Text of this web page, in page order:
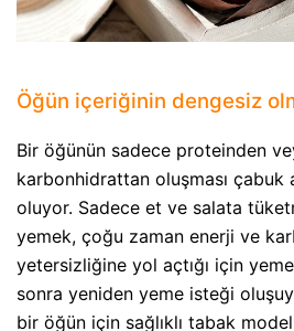
Öğün içeriğinin dengesiz
Bir öğünün sadece proteinden
karbonhidrattan oluşması çabuk
oluyor. Sadece et ve salata
yemek, çoğu zaman enerji ve
yetersizliğine yol açtığı için
sonra yeniden yeme isteği
bir öğün için sağlıklı tabak